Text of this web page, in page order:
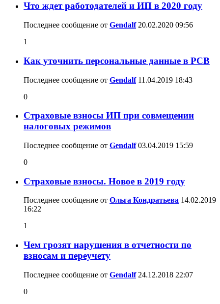
Что ждет работодателей и ИП в 2020 году
Последнее сообщение от Gendalf20.02.2020 09:56
1
Как уточнить персональные данные в РСВ
Последнее сообщение от Gendalf11.04.2019 18:43
0
Страховые взносы ИП при совмещении
налоговых режимов
Последнее сообщение от Gendalf03.04.2019 15:59
0
Страховые взносы. Новое в 2019 году
Последнее сообщение от Ольга Кондратьева 14.02.2019
16:22
1
Чем грозят нарушения в отчетности по
взносам и переучету
Последнее сообщение от Gendalf24.12.2018 22:07
0